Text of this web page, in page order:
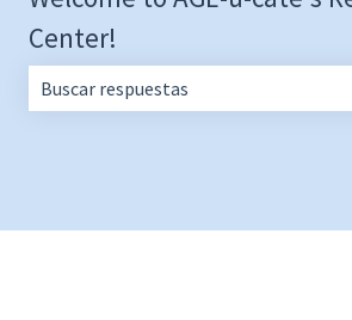
Center!